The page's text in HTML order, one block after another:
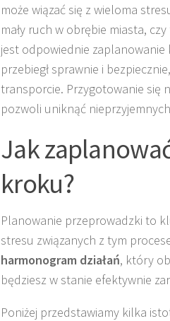
może wiązać się z wieloma
mały ruch w obrębie miasta,
jest odpowiednie
przebiegł sprawnie i
transporcie. Przygotowanie się
pozwoli uniknąć
Jak
kroku?
Planowanie przeprowadzki to
stresu związanych z tym
harmonogram działań, który
będziesz w stanie efektywnie
Poniżej przedstawiamy kilka